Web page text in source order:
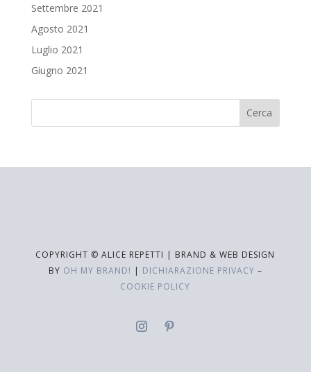
Settembre 2021
Agosto 2021
Luglio 2021
Giugno 2021
COPYRIGHT © ALICE REPETTI | BRAND & WEB DESIGN
BY OH MY BRAND! | DICHIARAZIONE PRIVACY –
COOKIE POLICY